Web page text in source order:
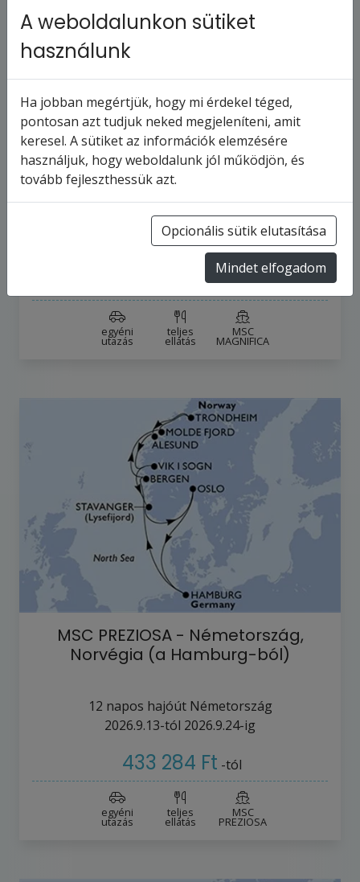
MSC MAGNIFICA - Németország,
Norvégia, Dánia, Lengyelország,
napos hajóútNémetország
2027.7.4-tól2027.7.18-ig
1 203 051 Ft-tól
egyéni
utazás
teljes
ellátás
MSC
MAGNIFICA
MSC PREZIOSA - Németország,
Norvégia (a Hamburg-ból)
12 napos hajóút Németország
2026.9.13-tól 2026.9.24-ig
433 284 Ft -tól
egyéni
utazás
teljes
ellátás
MSC
PREZIOSA
A weboldalunkon sütiket
használunk
Ha jobban megértjük, hogy mi érdekel téged,
pontosan azt tudjuk neked megjeleníteni, amit
keresel. A sütiket az információk elemzésére
használjuk, hogy weboldalunk jól működjön, és
tovább fejleszthessük azt.
Opcionális sütik elutasítása
Mindet elfogadom